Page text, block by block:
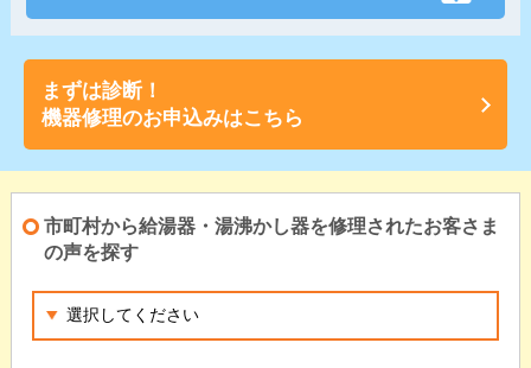
まずは診断！
機器修理のお申込みはこちら
市町村から給湯器・湯沸かし器を修理されたお客さま
の声を探す